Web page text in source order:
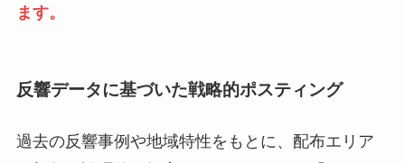
ます。
反響データに基づいた戦略的ポスティング
過去の反響事例や地域特性をもとに、配布エリア